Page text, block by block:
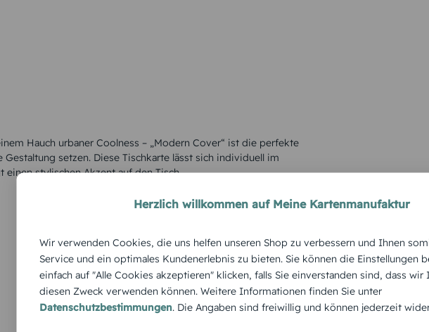
Hauch urbaner Coolness – „Modern Cover“ ist die perfekte
Gestaltung setzen. Diese Tischkarte lässt sich individuell im
einen stylischen Akzent auf den Tisch.
Herzlich willkommen auf Meine Kartenmanufaktur
Wir verwenden Cookies, die uns helfen unseren Shop zu verbessern und Ihnen
Service und ein optimales Kundenerlebnis zu bieten. Sie können die Einstellungen
einfach auf "Alle Cookies akzeptieren" klicken, falls Sie einverstanden sind, dass
diesen Zweck verwenden können. Weitere Informationen finden Sie unter
Datenschutzbestimmungen. Die Angaben sind freiwillig und können jederzeit